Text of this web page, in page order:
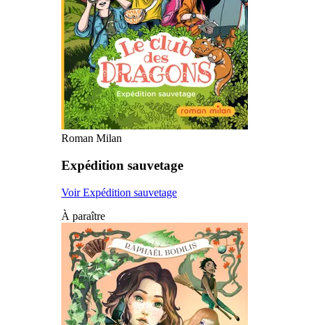
Roman Milan
Expédition sauvetage
Voir Expédition sauvetage
À paraître